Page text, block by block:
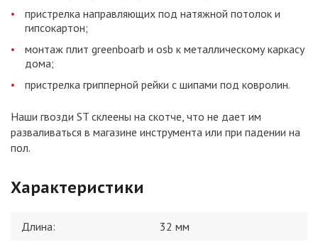
пристрелка направляющих под натяжной потолок и
гипсокартон;
монтаж плит greenboarb и osb к металлическому каркасу
дома;
пристрелка грипперной рейки с шипами под ковролин.
Наши гвозди ST склеены на скотче, что не дает им
разваливаться в магазине инструмента или при падении на
пол.
Характеристики
Длина:
32 мм